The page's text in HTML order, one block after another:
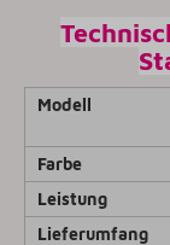
Modell
Farbe
Leistung
Lieferumfang